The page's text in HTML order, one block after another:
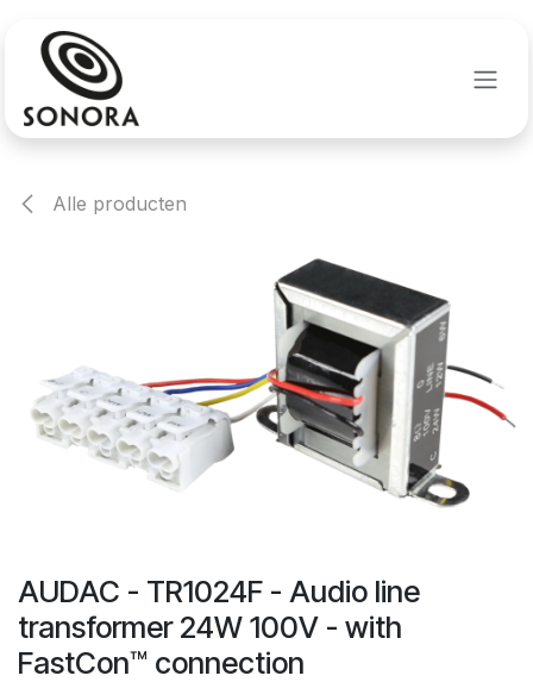
Alle producten
AUDAC - TR1024F - Audio line
transformer 24W 100V - with
FastCon™ connection